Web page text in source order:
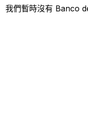
我們暫時沒有 Banco